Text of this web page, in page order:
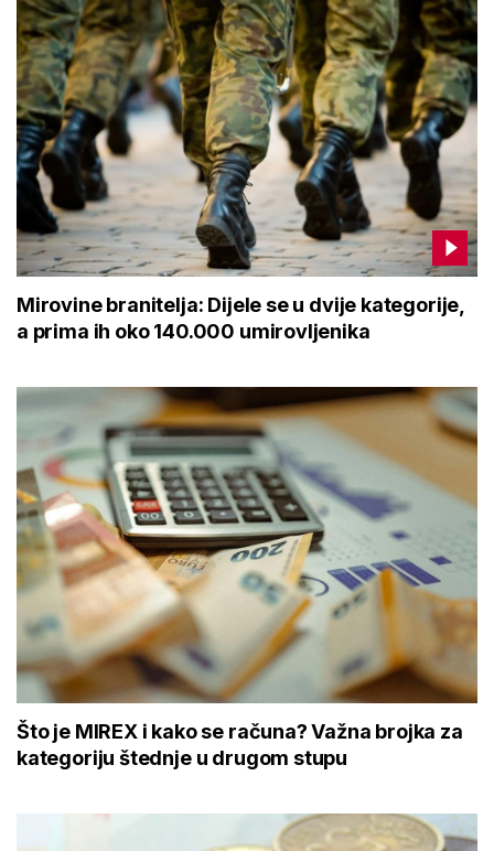
Mirovine branitelja: Dijele se u dvije kategorije,
a prima ih oko 140.000 umirovljenika
Što je MIREX i kako se računa? Važna brojka za
kategoriju štednje u drugom stupu